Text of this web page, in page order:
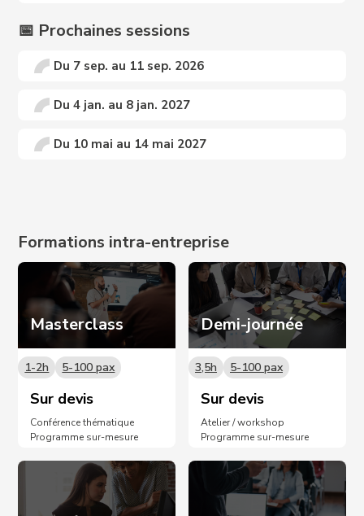
📅 Prochaines sessions
Du 7 sep. au 11 sep. 2026
Du 4 jan. au 8 jan. 2027
Du 10 mai au 14 mai 2027
Formations intra-entreprise
Masterclass
1-2h 5-100 pax
Sur devis
Conférence thématique
Programme sur-mesure
Demi-journée
3,5h 5-100 pax
Sur devis
Atelier / workshop
Programme sur-mesure